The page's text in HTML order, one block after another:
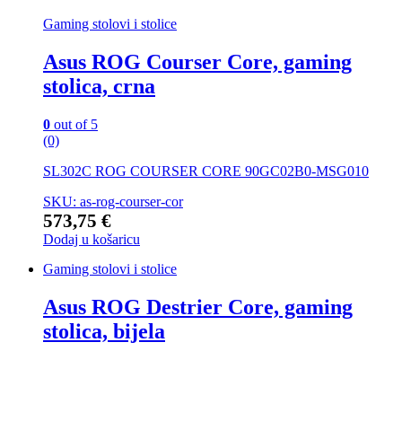
Gaming stolovi i stolice
Asus ROG Courser Core, gaming
stolica, crna
0 out of 5
(0)
SL302C ROG COURSER CORE 90GC02B0-MSG010
SKU: as-rog-courser-cor
573,75 €
Dodaj u košaricu
Gaming stolovi i stolice
Asus ROG Destrier Core, gaming
stolica, bijela